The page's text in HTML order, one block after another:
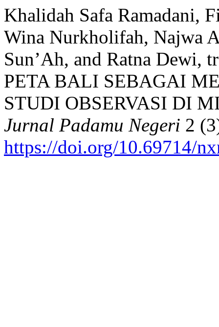
Khalidah Safa Ramadani,
Wina Nurkholifah, Najwa
Sun’Ah, and Ratna Dewi,
PETA BALI SEBAGAI
STUDI OBSERVASI DI
Jurnal Padamu Negeri 2
https://doi.org/10.69714/